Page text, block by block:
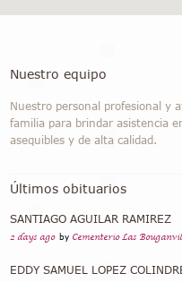
Nuestro equipo
Nuestro personal profesional y
familia para brindar asistencia
asequibles y de alta calidad.
Últimos obituarios
SANTIAGO AGUILAR RAMIREZ
2 days ago by Cementerio Las
EDDY SAMUEL LOPEZ